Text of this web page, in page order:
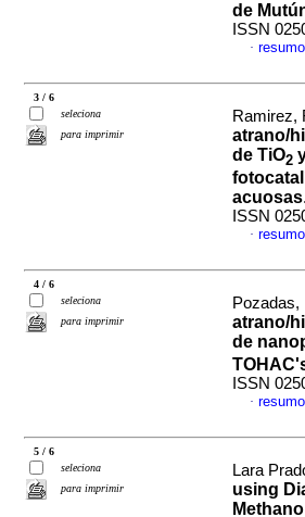
de
ISSN
·
3 / 6
seleciona
para imprimir
Ramirez,
atrano/
de TiO2
acuosas
ISSN
·
4 / 6
seleciona
para imprimir
atrano/
de
ISSN
·
5 / 6
seleciona
para imprimir
Lara
using